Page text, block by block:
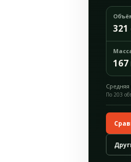
321
167
Средняя
По 203